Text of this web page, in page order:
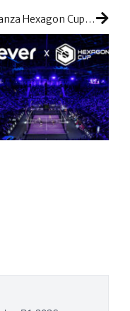
Alianza Hexagon Cup-Fever: impulso para la venta de entradas de la competición